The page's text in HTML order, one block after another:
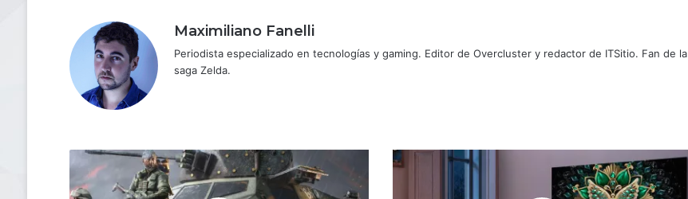
Maximiliano Fanelli
Periodista especializado en tecnologías y gaming. Editor de Overcluster y redactor de ITSitio. Fan de la
saga Zelda.
Battlefield
2042
lanza
TCL